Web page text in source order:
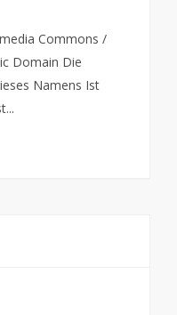
Commons /
Domain Die
Namens Ist